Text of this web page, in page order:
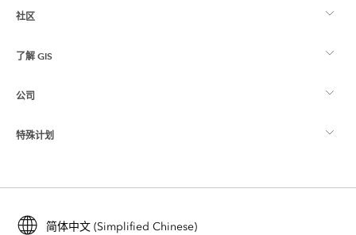
ArcGIS 概览
制图
社区
Esri 社区
ArcGIS 博客
了解 GIS
什么是 GIS？
位置智能
培训
ArcUser
公司
关于 Esri
招贤纳士
特殊计划
ArcGIS for Student Use
简体中文 (Simplified Chinese)